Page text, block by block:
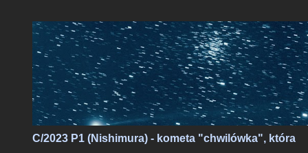
postanowiłem opisać teraz jeszcze szerzej w ramach całego
na blogu, albowiem stanowi ono bardzo interesujące zadanie
obserwacyjne, do wykonania którego chciałbym dziś zachęcić
zwłaszcza tych z Was, którzy mieszkają nad Morzem
C/2023 P1 (Nishimura) - kometa "chwilówka", która